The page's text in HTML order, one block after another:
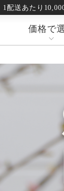
1配送あたり
価格で